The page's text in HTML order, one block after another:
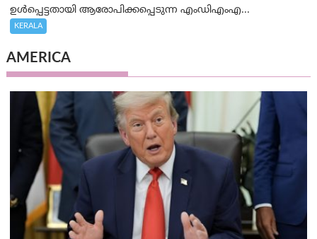
ഉൾപ്പെട്ടതായി ആരോപിക്കപ്പെടുന്ന എംഡിഎംഎ...
KERALA
AMERICA